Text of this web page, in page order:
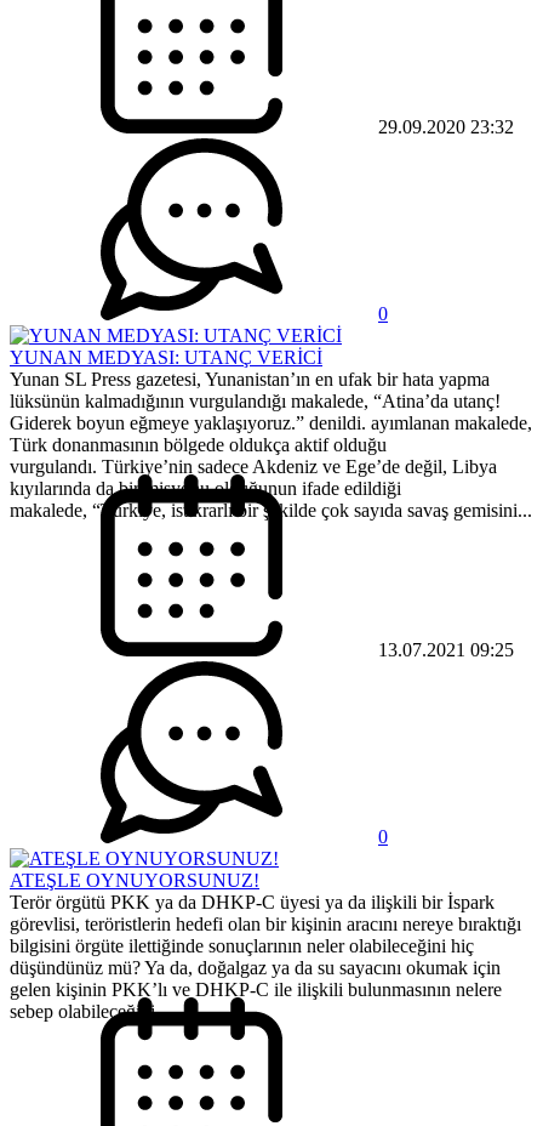
29.09.2020 23:32
0
YUNAN MEDYASI: UTANÇ VERİCİ
Yunan SL Press gazetesi, Yunanistan’ın en ufak bir hata yapma
lüksünün kalmadığının vurgulandığı makalede, “Atina’da utanç!
Giderek boyun eğmeye yaklaşıyoruz.” denildi. ayımlanan makalede,
Türk donanmasının bölgede oldukça aktif olduğu
vurgulandı. Türkiye’nin sadece Akdeniz ve Ege’de değil, Libya
kıyılarında da bir misyonu olduğunun ifade edildiği
makalede, “Türkiye, istikrarlı bir şekilde çok sayıda savaş gemisini...
13.07.2021 09:25
0
ATEŞLE OYNUYORSUNUZ!
Terör örgütü PKK ya da DHKP-C üyesi ya da ilişkili bir İspark
görevlisi, teröristlerin hedefi olan bir kişinin aracını nereye bıraktığı
bilgisini örgüte ilettiğinde sonuçlarının neler olabileceğini hiç
düşündünüz mü? Ya da, doğalgaz ya da su sayacını okumak için
gelen kişinin PKK’lı ve DHKP-C ile ilişkili bulunmasının nelere
sebep olabileceğini...